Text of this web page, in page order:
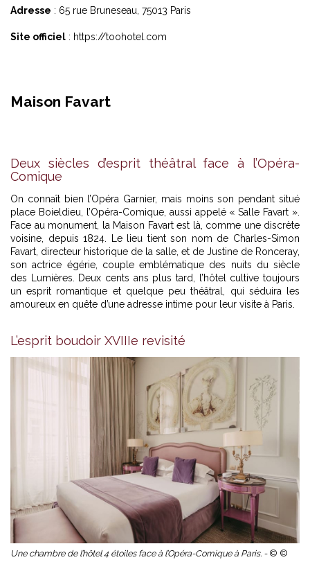
Adresse : 65 rue Bruneseau, 75013 Paris
Site officiel : https://toohotel.com
Maison Favart
Deux siècles d’esprit théâtral face à l’Opéra-
Comique
On connaît bien l’Opéra Garnier, mais moins son pendant situé
place Boieldieu, l’Opéra-Comique, aussi appelé « Salle Favart ».
Face au monument, la Maison Favart est là, comme une discrète
voisine, depuis 1824. Le lieu tient son nom de Charles-Simon
Favart, directeur historique de la salle, et de Justine de Ronceray,
son actrice égérie, couple emblématique des nuits du siècle
des Lumières. Deux cents ans plus tard, l’hôtel cultive toujours
un esprit romantique et quelque peu théâtral, qui séduira les
amoureux en quête d’une adresse intime pour leur visite à Paris.
L’esprit boudoir XVIIIe revisité
Une chambre de l’hôtel 4 étoiles face à l’Opéra-Comique à Paris. - © ©